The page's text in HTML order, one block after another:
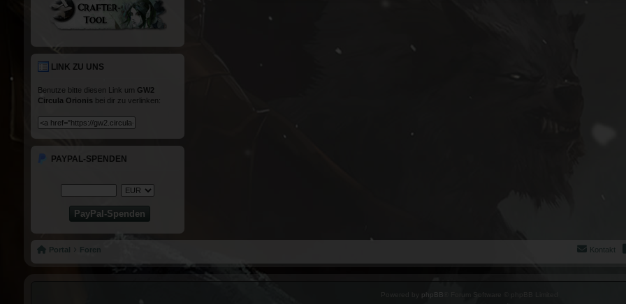
LINK ZU UNS
Benutze bitte diesen Link um GW2
Circula Orionis bei dir zu verlinken:
PAYPAL-SPENDEN
Portal Foren Kontakt
phpBB